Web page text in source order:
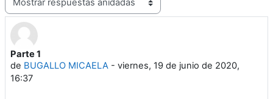
Parte 1
de BUGALLO MICAELA - viernes, 19 de junio de 2020,
16:37
Número de respuestas: 1